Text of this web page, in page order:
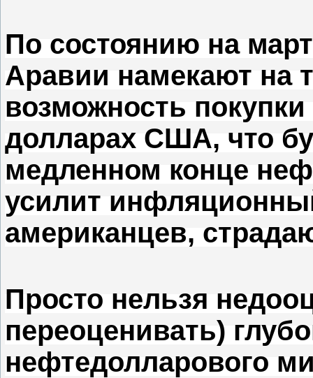
По состоянию на
Аравии намекают на
возможность
долларах США, что
медленном конце
усилит
американцев,
Просто нельзя
переоценивать)
нефтедолларового